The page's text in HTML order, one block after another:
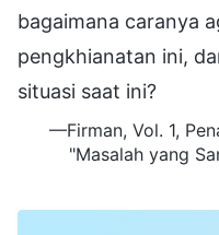
bagaimana caranya
pengkhianatan ini,
situasi saat ini?
—Firman, Vol. 1,
"Masalah yang